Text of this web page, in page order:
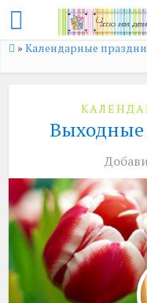
»Календарные
Выходные